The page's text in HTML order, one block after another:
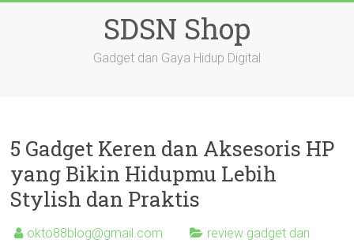
SDSN Shop
Gadget dan Gaya Hidup Digital
5 Gadget Keren dan Aksesoris HP
yang Bikin Hidupmu Lebih
Stylish dan Praktis
okto88blog@gmail.com review gadget dan